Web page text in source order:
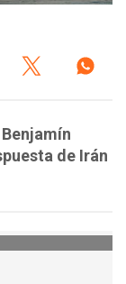
de Irán